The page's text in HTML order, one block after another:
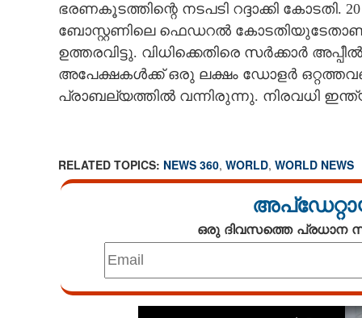
LITERATURE
ഭരണകൂടത്തിന്റെ നടപടി റദ്ദാക്കി
ബോസ്റ്റണിലെ ഫെഡറൽ കോടതിയുടേതാണ്
ഉത്തരവിട്ടു. വിധിക്കെതിരെ സർക്കാർ
അപേക്ഷകൾക്ക് ഒരു ലക്ഷം ഡോളർ
പ്രാബല്യത്തിൽ വന്നിരുന്നു. നിരവധി
RELATED TOPICS: NEWS 360, WORLD, WORLD NEWS
ഒരു ദിവസത്തെ പ്രധാന